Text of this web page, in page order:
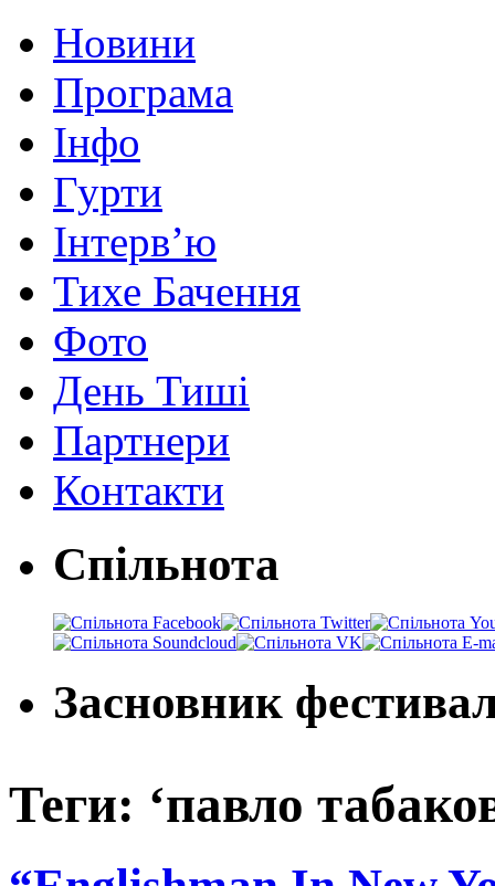
Новини
Програма
Інфо
Гурти
Інтерв’ю
Тихе Бачення
Фото
День Тиші
Партнери
Контакти
Спільнота
Засновник
Теги: ‘павло